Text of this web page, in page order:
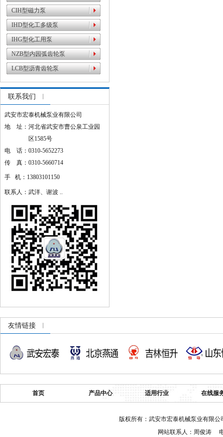
CIH型磁力泵
IHD型化工多级泵
IHG型化工用泵
NZB型内园弧齿轮泵
LCB型沥青齿轮泵
联系我们
武安市宏泰机械泵业有限公司
地 址：河北省武安市曹公泉工业园
区1585号
电 话：0310-5652273
传 真：0310-5660714
手 机：13803101150
联系人：武洋、谢波 ..
友情链接
首页 产品中心 适用行业 在线服
版权所有：武安市宏泰机械泵业有限
网站联系人：周俊涛